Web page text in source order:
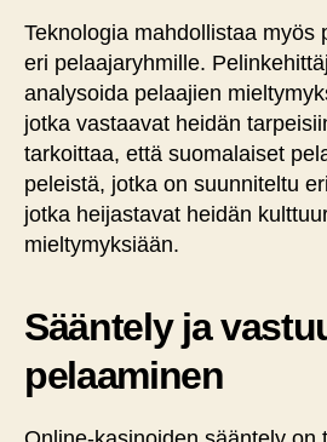
Teknologia mahdollistaa myös
eri pelaajaryhmille.
analysoida pelaajien
jotka vastaavat heidän
tarkoittaa, että suomalaiset
peleistä, jotka on suunniteltu
jotka heijastavat heidän
mieltymyksiään.
Sääntely ja
pelaaminen